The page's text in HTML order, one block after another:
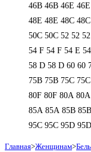
46В 46В 46Е 46Е
48Е 48Е 48С 48С
50С 50С 52 52
54 F 54 F 54 Е
58 D 58 D 60 60
75B 75B 75C 75C
80F 80F 80А 80А
85А 85А 85В 85В
95C 95C 95D 95D
Главная>Женщинам>